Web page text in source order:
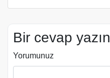
Bir cevap yazın
Yorumunuz